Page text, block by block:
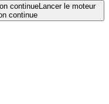
continue Lancer le moteur
continue